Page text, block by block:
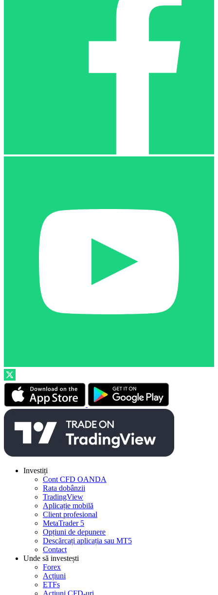
Investiți
Cont CFD OANDA
Rata dobânzii
TradingView
Aplicație mobilă
Client profesional
MetaTrader 5
Opțiuni de depunere
Descărcați aplicația sau MT5
Contact
Unde să investești
Forex
Acțiuni
ETFs